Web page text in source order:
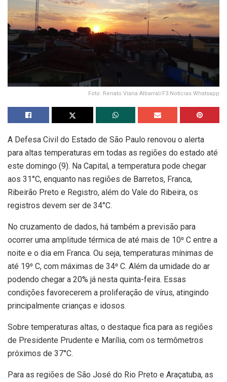
Foto: Renato Viana Albarral/F3 Notícias Whatsapp
A Defesa Civil do Estado de São Paulo renovou o alerta
para altas temperaturas em todas as regiões do estado até
este domingo (9). Na Capital, a temperatura pode chegar
aos 31°C, enquanto nas regiões de Barretos, Franca,
Ribeirão Preto e Registro, além do Vale do Ribeira, os
registros devem ser de 34°C.
No cruzamento de dados, há também a previsão para
ocorrer uma amplitude térmica de até mais de 10⁰ C entre a
noite e o dia em Franca. Ou seja, temperaturas mínimas de
até 19⁰ C, com máximas de 34⁰ C. Além da umidade do ar
podendo chegar a 20% já nesta quinta-feira. Essas
condições favorecerem a proliferação de vírus, atingindo
principalmente crianças e idosos.
Sobre temperaturas altas, o destaque fica para as regiões
de Presidente Prudente e Marília, com os termômetros
próximos de 37°C.
Para as regiões de São José do Rio Preto e Araçatuba, as